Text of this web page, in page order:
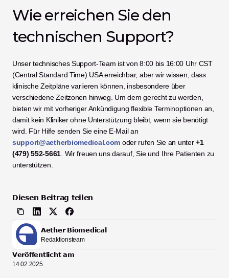
Wie erreichen Sie den
technischen Support?
Unser technisches Support-Team ist von 8:00 bis 16:00 Uhr CST
(Central Standard Time) USA erreichbar, aber wir wissen, dass
klinische Zeitpläne variieren können, insbesondere über
verschiedene Zeitzonen hinweg. Um dem gerecht zu werden,
bieten wir mit vorheriger Ankündigung flexible Terminoptionen an,
damit kein Kliniker ohne Unterstützung bleibt, wenn sie benötigt
support@aetherbiomedical.com oder rufen Sie an unter +1
(479) 552-5661 . Wir freuen uns darauf, Sie und Ihre Patienten zu
unterstützen.
Diesen Beitrag teilen
Aether Biomedical
Redaktionsteam
Veröffentlicht am
14.02.2025